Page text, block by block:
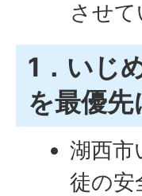
させて
1．いじ
を最優
湖西市
徒の安